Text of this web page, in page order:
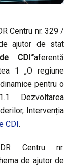
Centru nr. 329 /
ajutor de stat
CDI”aferentă
1 „O regiune
pentru o
Dezvoltarea
Intervenția
CDI.
Centru nr.
de ajutor de